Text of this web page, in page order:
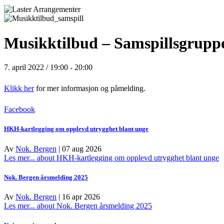
Musikktilbud –
7. april 2022 / 19:00 - 20:00
Klikk herfor mer informasjon og påmelding.
Facebook
HKH-kartlegging om opplevd utrygghet blant unge
Av Nok. Bergen | 07 aug 2026
Les mer... about HKH-kartlegging om opplevd utrygghet blant unge
Nok. Bergen årsmelding 2025
Av Nok. Bergen | 16 apr 2026
Les mer... about Nok. Bergen årsmelding 2025